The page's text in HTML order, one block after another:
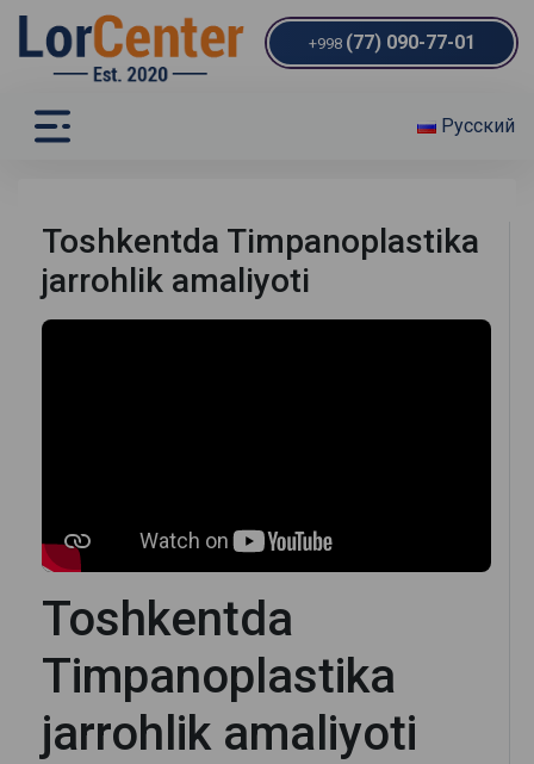
+998 (77) 090-77-01
Русский
Toshkentda Timpanoplastika
jarrohlik amaliyoti
Toshkentda
Timpanoplastika
jarrohlik amaliyoti